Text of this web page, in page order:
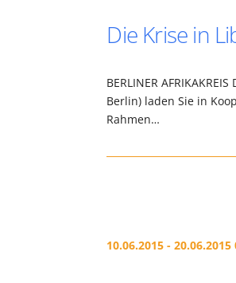
Die Krise in
BERLINER
Berlin) laden Sie in
Rahmen…
10.06.2015 -